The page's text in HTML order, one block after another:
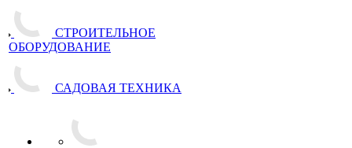
СТРОИТЕЛЬНОЕ
ОБОРУДОВАНИЕ
САДОВАЯ ТЕХНИКА